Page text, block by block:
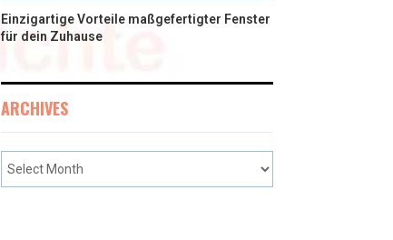
Einzigartige Vorteile maßgefertigter Fenster
für dein Zuhause
ARCHIVES